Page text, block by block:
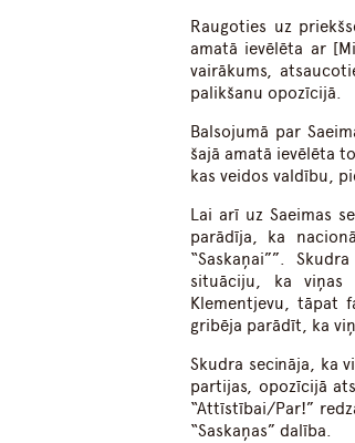
Raugoties uz
amatā ievēlēta ar
vairākums,
palikšanu opozīcijā.
Balsojumā par
šajā amatā ievēlēta
kas veidos valdību,
Lai arī uz Saeimas
parādīja, ka
“Saskaņai””.
situāciju, ka viņas
Klementjevu, tāpat
gribēja parādīt, ka
Skudra secināja, ka
partijas, opozīcijā
“Attīstībai/Par!”
“Saskaņas” dalība.